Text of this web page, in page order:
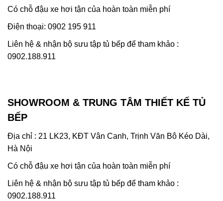
Có chỗ đậu xe hơi tận của hoàn toàn miễn phí
Điện thoại: 0902 195 911
Liên hệ & nhận bộ sưu tập tủ bếp để tham khảo :
0902.188.911
SHOWROOM & TRUNG TÂM THIẾT KẾ TỦ
BẾP
Địa chỉ : 21 LK23, KĐT Vân Canh, Trịnh Văn Bô Kéo Dài,
Hà Nội
Có chỗ đậu xe hơi tận của hoàn toàn miễn phí
Liên hệ & nhận bộ sưu tập tủ bếp để tham khảo :
0902.188.911